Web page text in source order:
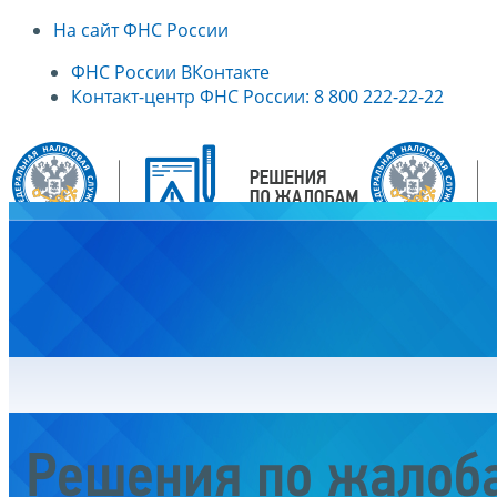
На сайт ФНС России
ФНС России ВКонтакте
Контакт-центр ФНС России: 8 800 222-22-22
Решения по